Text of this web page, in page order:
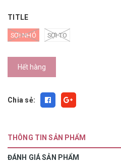
TITLE
SỢI NHỎ SỢI TO
Hết hàng
Chia sẻ:
THÔNG TIN SẢN PHẨM
ĐÁNH GIÁ SẢN PHẨM